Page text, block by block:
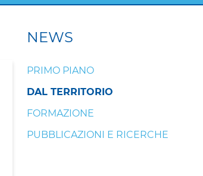
NEWS
PRIMO PIANO
DAL TERRITORIO
FORMAZIONE
PUBBLICAZIONI E RICERCHE